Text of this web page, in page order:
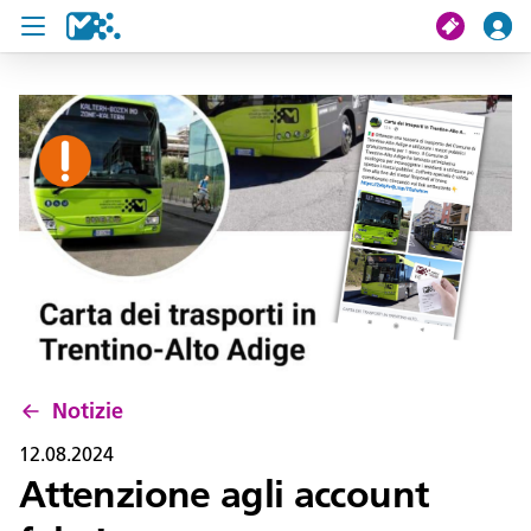
Cerca
Il mio viaggio
Ticket
Notizie
Progetti
Assistenza e contatto
Notizie
12.08.2024
Attenzione agli account